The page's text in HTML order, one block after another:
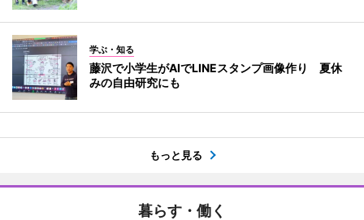
学ぶ・知る
藤沢で小学生がAIでLINEスタンプ画像作り 夏休
みの自由研究にも
もっと見る
暮らす・働く